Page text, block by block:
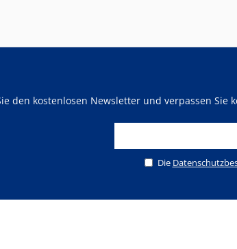
den kostenlosen Newsletter und verpassen Sie
Die